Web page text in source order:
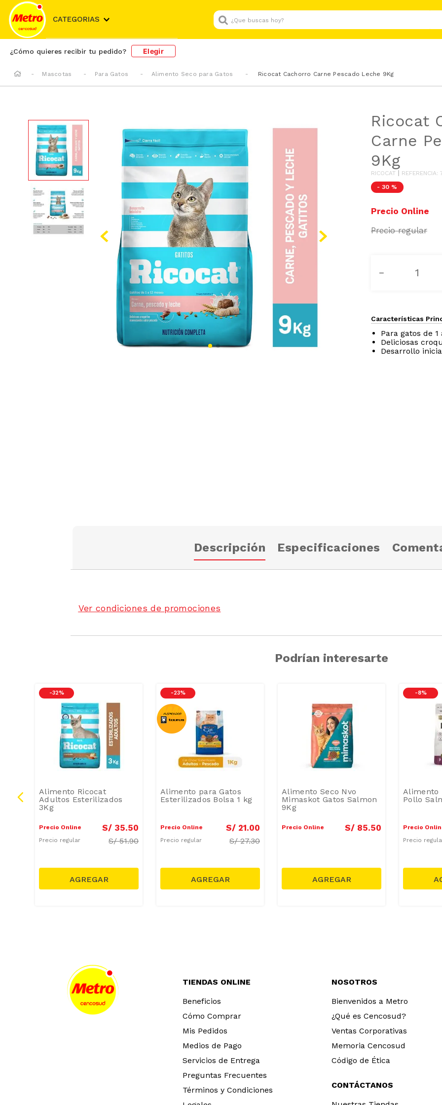
CATEGORIAS
¿Que buscas hoy?
¿Cómo quieres recibir tu pedido? Elegir
Mascotas Para Gatos Alimento Seco para Gatos Ricocat Cachorro Carne Pescado Leche 9Kg
Ricocat
Carne
9Kg
RICOCAT REFERENCIA:
- 30 %
－
Características
Para gatos de 1
Deliciosas
Desarrollo
Descripción Especificaciones
Ver condiciones de promociones
Podrían interesarte
-32 %
Alimento Ricocat
Adultos Esterilizados
3Kg
Precio Online S/ 35.50
Precio regular S/51.90
-23 %
Alimento para Gatos
Esterilizados Bolsa 1 kg
Precio Online S/ 21.00
Precio regular S/27.30
Alimento Seco Nvo
Mimaskot Gatos Salmon
9Kg
Precio Online S/ 85.50
-8 %
Alimento
Pollo
Precio
Precio
TIENDAS ONLINE
Beneficios
Cómo Comprar
Mis Pedidos
Medios de Pago
Servicios de Entrega
Preguntas Frecuentes
Términos y Condiciones
NOSOTROS
Bienvenidos a Metro
¿Qué es Cencosud?
Ventas Corporativas
Memoria Cencosud
Código de Ética
CONTÁCTANOS